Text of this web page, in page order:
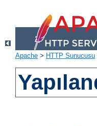
Apache > HTTP Sunucusu